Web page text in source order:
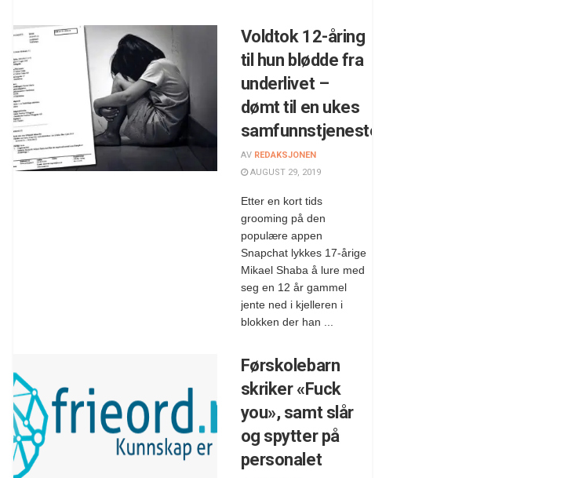
Voldtok 12-åring
til hun blødde fra
underlivet –
dømt til en ukes
samfunnstjeneste
AV REDAKSJONEN
AUGUST 29, 2019
Etter en kort tids
grooming på den
populære appen
Snapchat lykkes 17-årige
Mikael Shaba å lure med
seg en 12 år gammel
jente ned i kjelleren i
blokken der han ...
Førskolebarn
skriker «Fuck
you», samt slår
og spytter på
personalet